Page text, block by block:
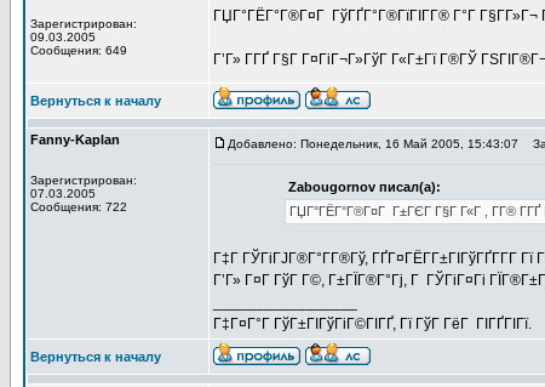
Зарегистрирован:
09.03.2005
Сообщения: 649
ГЏГ°ГЁГ°Г®Г¤Г ГўГҐГ°Г®ГїГІГ­Г® Г°Г
Г’Г» Г­ГҐ Г§Г Г¤ГіГ¬Г»ГўГ Г«Г±Гї Г®ГЎ
Вернуться к началу
Fanny-Kaplan
Зарегистрирован:
07.03.2005
Сообщения: 722
Добавлено: Понедельник, 16 Май 2005, 15:43:07
Zabougornov писал(а):
ГЏГ°ГЁГ°Г®Г¤Г Г±ГЄГ Г§Г Г«Г , Г­Г®
Г‡Г ГЎГіГЈГ®Г°Г­Г®Гў, ГҐГ¤ГЁГ­Г±ГІГўГҐГ­Г­Г Гї
Г’Г» Г¤Г ГўГ Г©, Г±ГЇГ®Г°Гј, Г ГЎГіГ¤Гі
Г‡Г¤Г°Г ГўГ±ГІГўГіГ©ГІГҐ, Гї ГўГ ГёГ ГІГҐГІГї.
Вернуться к началу